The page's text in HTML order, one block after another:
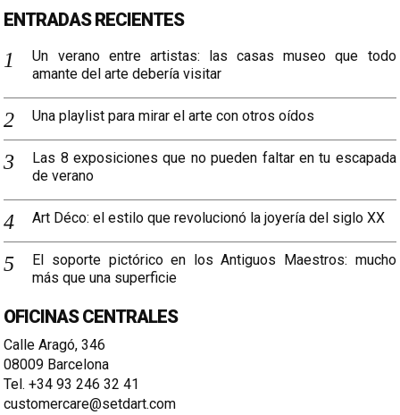
ENTRADAS RECIENTES
Un verano entre artistas: las casas museo que todo
amante del arte debería visitar
Una playlist para mirar el arte con otros oídos
Las 8 exposiciones que no pueden faltar en tu escapada
de verano
Art Déco: el estilo que revolucionó la joyería del siglo XX
El soporte pictórico en los Antiguos Maestros: mucho
más que una superficie
OFICINAS CENTRALES
Calle Aragó, 346
08009 Barcelona
Tel. +34 93 246 32 41
customercare@setdart.com